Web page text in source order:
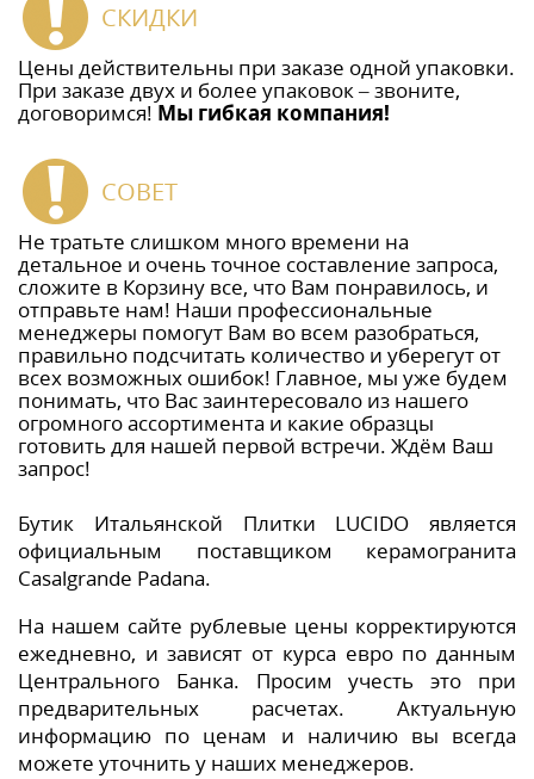
СКИДКИ
Цены действительны при заказе одной упаковки.
При заказе двух и более упаковок – звоните,
договоримся! Мы гибкая компания!
СОВЕТ
Не тратьте слишком много времени на
детальное и очень точное составление запроса,
сложите в Корзину все, что Вам понравилось, и
отправьте нам! Наши профессиональные
менеджеры помогут Вам во всем разобраться,
правильно подсчитать количество и уберегут от
всех возможных ошибок! Главное, мы уже будем
понимать, что Вас заинтересовало из нашего
огромного ассортимента и какие образцы
готовить для нашей первой встречи. Ждём Ваш
запрос!
Бутик Итальянской Плитки LUCIDO является
официальным поставщиком керамогранита
Casalgrande Padana.
На нашем сайте рублевые цены корректируются
ежедневно, и зависят от курса евро по данным
Центрального Банка. Просим учесть это при
предварительных расчетах. Актуальную
информацию по ценам и наличию вы всегда
можете уточнить у наших менеджеров.